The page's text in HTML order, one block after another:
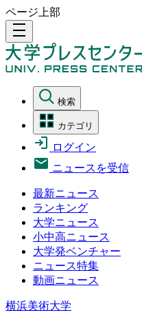
ページ上部
density_medium
検索
カテゴリ
ログイン
ニュースを受信
最新ニュース
ランキング
大学ニュース
小中高ニュース
大学発ベンチャー
ニュース特集
動画ニュース
横浜美術大学